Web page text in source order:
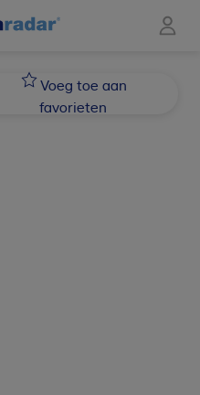
Voeg toe aan
favorieten